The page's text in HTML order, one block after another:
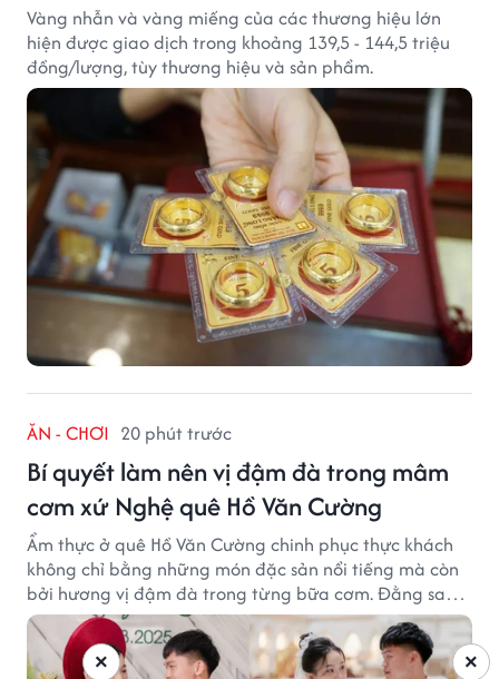
Vàng nhẫn và vàng miếng của các thương hiệu lớn
hiện được giao dịch trong khoảng 139,5 - 144,5 triệu
đồng/lượng, tùy thương hiệu và sản phẩm.
ĂN - CHƠI 20 phút trước
Bí quyết làm nên vị đậm đà trong mâm
cơm xứ Nghệ quê Hồ Văn Cường
Ẩm thực ở quê Hồ Văn Cường chinh phục thực khách
không chỉ bằng những món đặc sản nổi tiếng mà còn
bởi hương vị đậm đà trong từng bữa cơm. Đằng sau
nét giản dị ấy là những bí quyết được người dân gìn
giữ qua nhiều thế hệ.
×
×